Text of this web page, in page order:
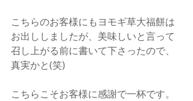
こちらのお客様にもヨモギ草大福餅は
お出ししましたが、美味しいと言って
召し上がる前に書いて下さったので、
真実かと(笑)
こちらこそお客様に感謝で一杯です。